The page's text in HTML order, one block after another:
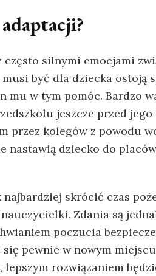
często silnymi emocjami
być dla dziecka ostoją
mu w tym pomóc. Bardzo
jeszcze przed
przez kolegów z powodu
nastawią dziecko do
najbardziej skrócić czas
Zdania są
poczucia
pewnie w nowym
rozwiązaniem